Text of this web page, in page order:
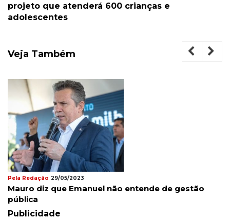
projeto que atenderá 600 crianças e
adolescentes
Veja Também
Redação 29/05/2023
diz que Emanuel não entende de gestão
Publicidade